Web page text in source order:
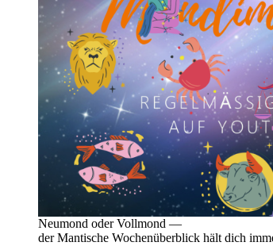
Neu­mond oder Voll­mond —
der Man­ti­sche Wochen­über­blick hält dich